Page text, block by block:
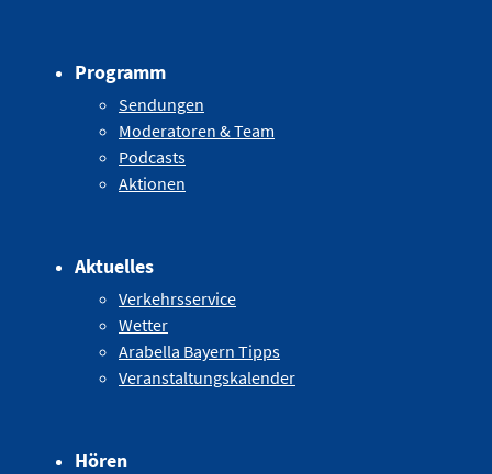
Programm
Sendungen
Moderatoren & Team
Podcasts
Aktionen
Aktuelles
Verkehrsservice
Wetter
Arabella Bayern Tipps
Veranstaltungskalender
Hören